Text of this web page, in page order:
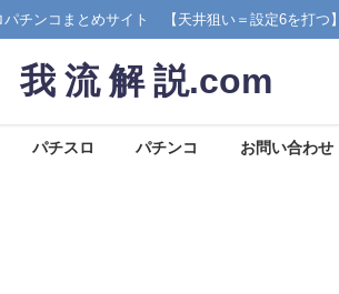
パチンコまとめサイト 【天井狙い＝設定6を打つ】
我 流 解 説.com
パチスロ パチンコ お問い合わせ